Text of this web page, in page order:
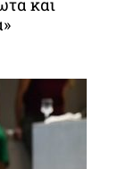
και